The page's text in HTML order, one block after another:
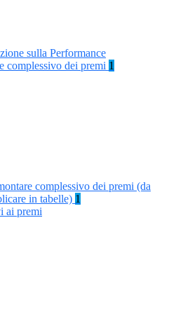
sulla Performance
complessivo dei premi 1
complessivo dei premi (da
in tabelle) 1
ai premi